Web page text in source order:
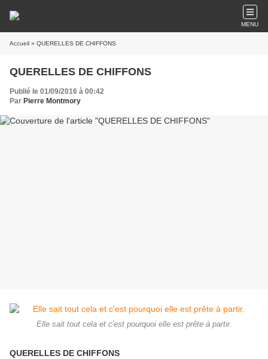
MENU
Accueil » QUERELLES DE CHIFFONS
QUERELLES DE CHIFFONS
Publié le 01/09/2016 à 00:42
Par Pierre Montmory
Elle sait tout cela et c'est pourquoi elle est prête à partir.
QUERELLES DE CHIFFONS